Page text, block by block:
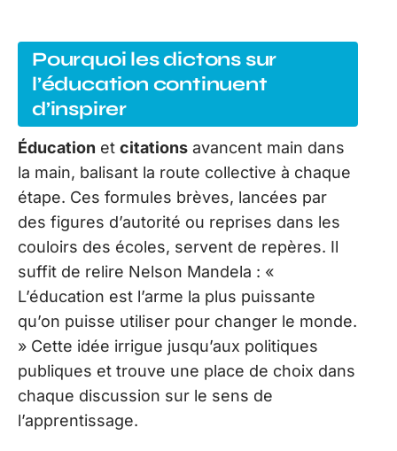
Pourquoi les dictons sur
l’éducation continuent
d’inspirer
Éducation et citations avancent main dans
la main, balisant la route collective à chaque
étape. Ces formules brèves, lancées par
des figures d’autorité ou reprises dans les
couloirs des écoles, servent de repères. Il
suffit de relire Nelson Mandela : «
L’éducation est l’arme la plus puissante
qu’on puisse utiliser pour changer le monde.
» Cette idée irrigue jusqu’aux politiques
publiques et trouve une place de choix dans
chaque discussion sur le sens de
l’apprentissage.